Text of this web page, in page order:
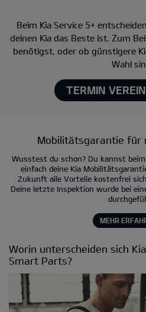
Beim Kia Service 5+
deinen Kia das Beste ist. Zum
benötigst, oder ob günstigere
Wahl
TERMIN
Mobilitätsgarantie für
Wusstest du schon? Du kannst
einfach deine Kia
Zukunft alle Vorteile kostenfrei
Deine letzte Inspektion wurde bei
MEHR
Worin unterscheiden sich
Smart Parts?